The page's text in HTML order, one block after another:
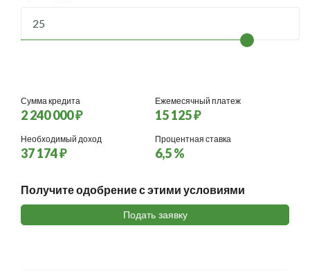
Сумма кредита
2 240 000 ₽
Ежемесячный платеж
15 125 ₽
Необходимый доход
37 174 ₽
Процентная ставка
6,5 %
Получите одобрение с этими условиями
Подать заявку